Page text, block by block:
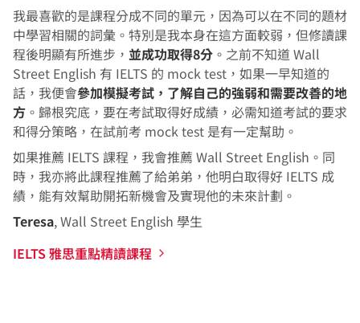
我最喜歡的是課程分成不同的單元，因為可以在不同的題材
中學習相關的詞彙。特別是我本身在這方面較弱，但修讀課
程後明顯有所進步， 並成功取得8分 。之前不知道 Wall
Street English 有 IELTS 的 mock test，如果一早知道的
話，我便會參加模擬考試，了解自己的強弱和需要改善的地
方 。歸根究底，要在考試取得好成績，必需知道考試的要求
和得分策略，在試前考 mock test 是有一定幫助。
如果推薦 IELTS 課程，我會推薦 Wall Street English。同
時，我亦將此課程推薦了給弟弟，他明白取得好 IELTS 成
績，能有效幫助開拓新機會及實現他的未來計劃。
Teresa, Wall Street English 學生
IELTS 雅思重點精讀課程